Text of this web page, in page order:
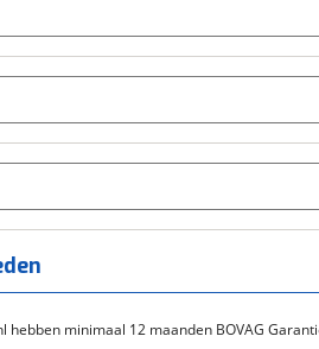
(0)
hebben minimaal 12 maanden BOVAG